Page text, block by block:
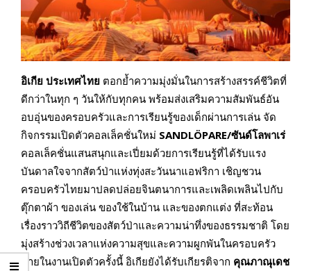
อิเกีย ประเทศไทย ตอกย้ำความมุ่งมั่นในการสร้างสรรค์ชีวิตที่
ดีกว่าในทุก ๆ วันให้กับทุกคน พร้อมส่งเสริมความสัมพันธ์อัน
อบอุ่นของครอบครัวและการเรียนรู้ของเด็กผ่านการเล่น จัด
กิจกรรมเปิดตัวคอลเล็คชั่นใหม่ SANDLÖPARE/ซันด์โลพาเร่
คอลเล็คชั่นแสนสนุกและเปี่ยมด้วยการเรียนรู้ที่ได้รับแรง
บันดาลใจจากสัตว์ป่าแห่งทุ่งสะวันนาแอฟริกา เชิญชวน
ครอบครัวไทยมาปลดปล่อยจินตนาการและเพลิดเพลินไปกับ
ตุ๊กตาผ้า ของเล่น ของใช้ในบ้าน และของตกแต่ง ที่สะท้อน
เรื่องราววิถีชีวิตของสัตว์ป่าและความน่าทึ่งของธรรมชาติ โดย
มุ่งสร้างช่วงเวลาแห่งความสุขและความผูกพันในครอบครัว
ภายในงานเปิดตัวครั้งนี้ อิเกียยังได้รับเกียรติจาก คุณภาณุเดช